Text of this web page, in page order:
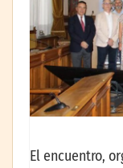
El encuentro,